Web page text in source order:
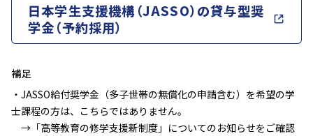
日本学生支援機構（JASSO）の貸与型奨
学金（予約採用）
補足
・JASSO給付奨学金（多子世帯の無償化の申請含む）を希望の学
士課程の方は、こちらではありません。
→「高等教育の修学支援新制度」についてのお知らせをご確認